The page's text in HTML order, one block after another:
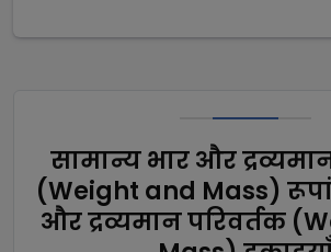
सामान्य भार और
(Weight and Mass)
और द्रव्यमान परिवर्तक